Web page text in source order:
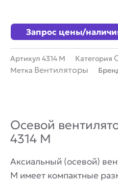
Запрос цены/
Артикул 4314 M Категория
Метка Вентиляторы
Осевой
4314 M
Аксиальный (осевой)
M имеет компактные